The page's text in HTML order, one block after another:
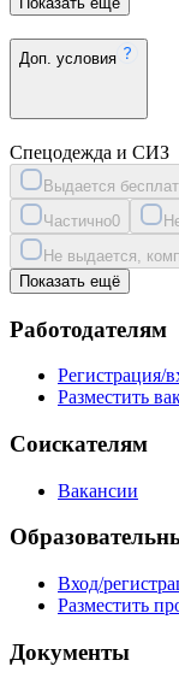
Доп. условия
Спецодежда и СИЗ
Выдается
Частично0
Не выдается,
Показать ещё
Работодателям
Регистрация/
Разместить
Соискателям
Вакансии
Вход/
Разместить
Документы